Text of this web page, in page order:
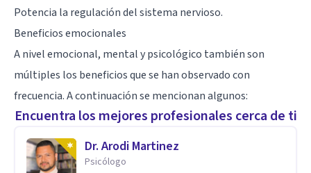
Potencia la regulación del sistema nervioso.
Beneficios emocionales
A nivel emocional, mental y psicológico también son
múltiples los beneficios que se han observado con
frecuencia. A continuación se mencionan algunos:
Encuentra los mejores profesionales cerca de ti
Dr. Arodi Martinez
Psicólogo